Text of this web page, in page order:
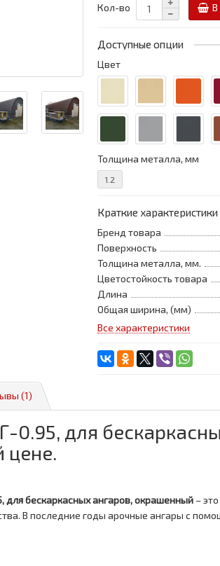
Кол-во В
Доступные опции
Цвет
Толщина металла, мм
1.2
Краткие характеристики
Бренд товара
Поверхность
Толщина металла, мм.
Цветостойкость товара
Длина
Общая ширина, (мм)
Все характеристики
(1)
0.95, для
цене.
для бескаркасных ангаров, окрашенный –
В последние годы арочные ангары с